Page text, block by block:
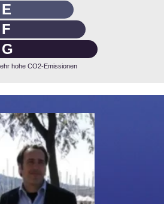
E
F
G
hohe CO2-Emissionen